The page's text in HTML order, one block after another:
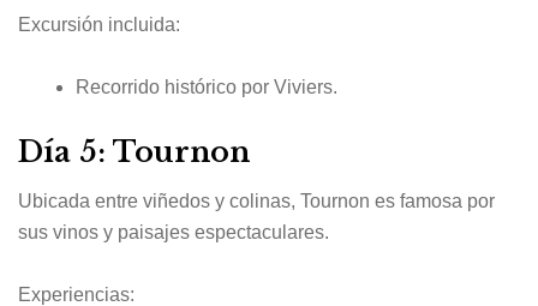
Excursión incluida:
Recorrido histórico por Viviers.
Día 5: Tournon
Ubicada entre viñedos y colinas, Tournon es famosa por
sus vinos y paisajes espectaculares.
Experiencias: